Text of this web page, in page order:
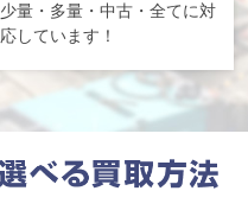
少量・多量・中古・全てに対
応しています！